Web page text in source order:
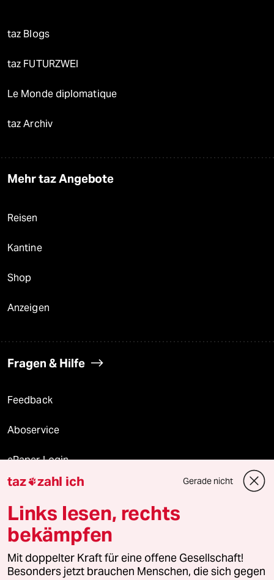
taz Blogs
taz FUTURZWEI
Le Monde diplomatique
taz Archiv
Mehr taz Angebote
Reisen
Kantine
Shop
Anzeigen
Fragen & Hilfe
Feedback
Aboservice
ePaper Login
Downloads für Abonnierende
© 2026 taz Verlags und Vertriebs GmbH
Alle Rechte vorbehalten. Bei rechtlichen Fragen oder für Genehmigungen
wenden Sie sich bitte an
lizenzen@taz.de
taz zahl ich Gerade nicht
Links lesen, rechts
bekämpfen
Mit doppelter Kraft für eine offene Gesellschaft!
Besonders jetzt brauchen Menschen, die sich gegen